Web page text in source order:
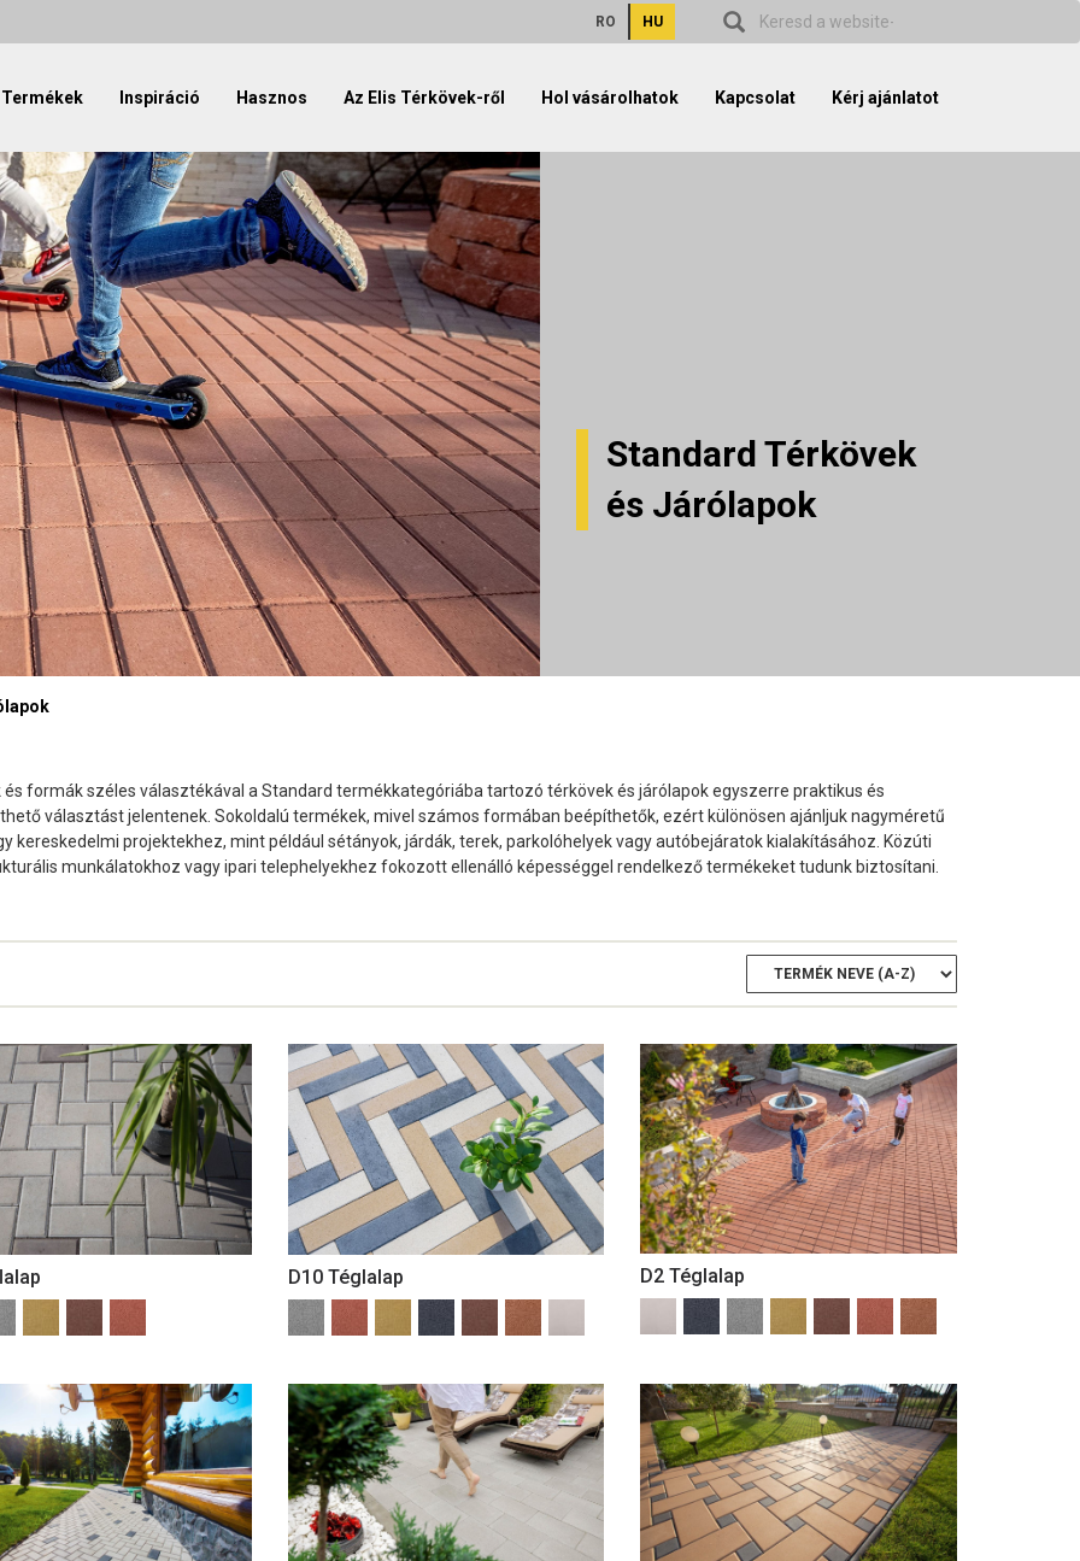
RO HU
Termékek Inspiráció Hasznos Az Elis Térkövek-ről Hol vásárolhatok Kapcsolat Kérj ajánlatot
Standard Térkövek
és Járólapok
és formák széles választékával a Standard termékkategóriába tartozó térkövek és járólapok egyszerre praktikus és
választást jelentenek. Sokoldalú termékek, mivel számos formában beépíthetők, ezért különösen ajánljuk nagyméretű
kereskedelmi projektekhez, mint például sétányok, járdák, terek, parkolóhelyek vagy autóbejáratok kialakításához. Közúti
munkálatokhoz vagy ipari telephelyekhez fokozott ellenálló képességgel rendelkező termékeket tudunk biztosítani.
D10 Téglalap D2 Téglalap